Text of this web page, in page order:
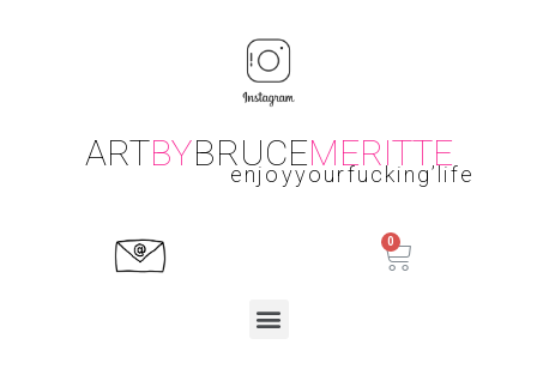
ARTBYBRUCEMERITTE
enjoyyourfucking’life